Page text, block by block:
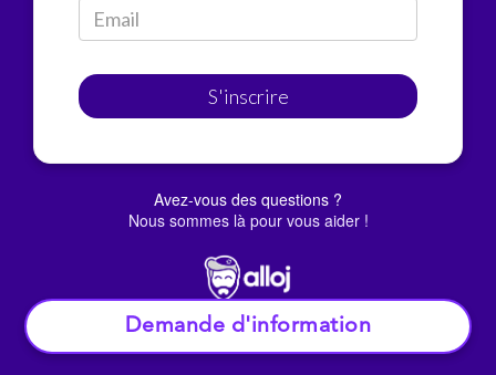
Demande d'information
S'inscrire
Avez-vous des questions ?
Nous sommes là pour vous aider !
© Alloj.2022 Tous droits réservés